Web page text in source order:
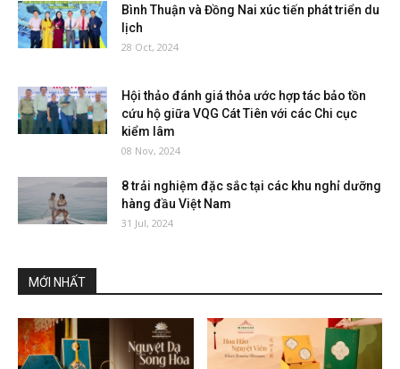
Bình Thuận và Đồng Nai xúc tiến phát triển du
lịch
28 Oct, 2024
Hội thảo đánh giá thỏa ước hợp tác bảo tồn
cứu hộ giữa VQG Cát Tiên với các Chi cục
kiểm lâm
08 Nov, 2024
8 trải nghiệm đặc sắc tại các khu nghỉ dưỡng
hàng đầu Việt Nam
31 Jul, 2024
MỚI NHẤT